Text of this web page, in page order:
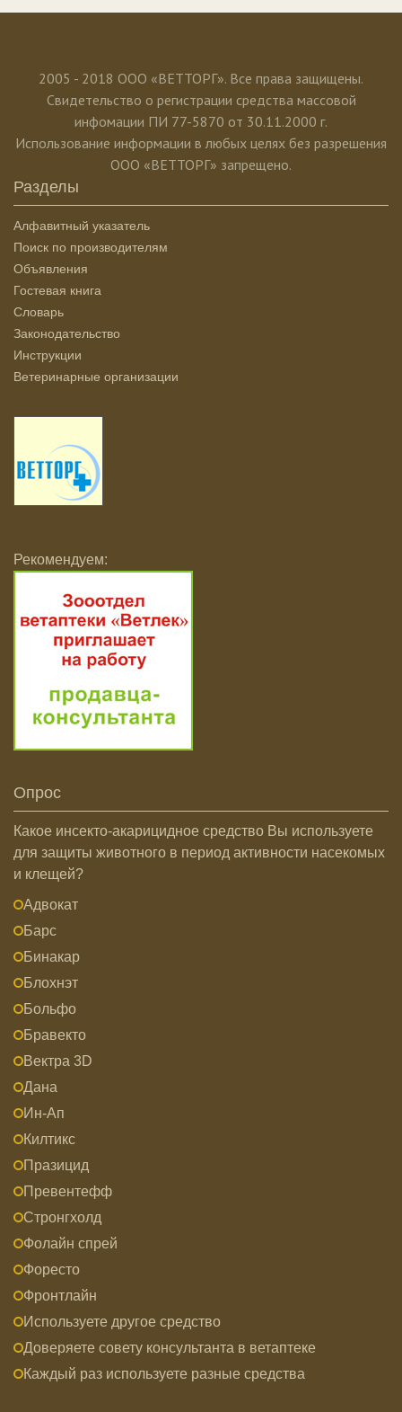
2005 - 2018 ООО «ВЕТТОРГ». Все права защищены.
Свидетельство о регистрации средства массовой
инфомации ПИ 77-5870 от 30.11.2000 г.
Использование информации в любых целях без разрешения
ООО «ВЕТТОРГ» запрещено.
Разделы
Алфавитный указатель
Поиск по производителям
Объявления
Гостевая книга
Словарь
Законодательство
Инструкции
Ветеринарные организации
Рекомендуем:
Опрос
Какое инсекто-акарицидное средство Вы используете
для защиты животного в период активности насекомых
и клещей?
Адвокат
Барс
Бинакар
Блохнэт
Больфо
Бравекто
Вектра 3D
Дана
Ин-Ап
Килтикс
Празицид
Превентефф
Стронгхолд
Фолайн спрей
Форесто
Фронтлайн
Используете другое средство
Доверяете совету консультанта в ветаптеке
Каждый раз используете разные средства